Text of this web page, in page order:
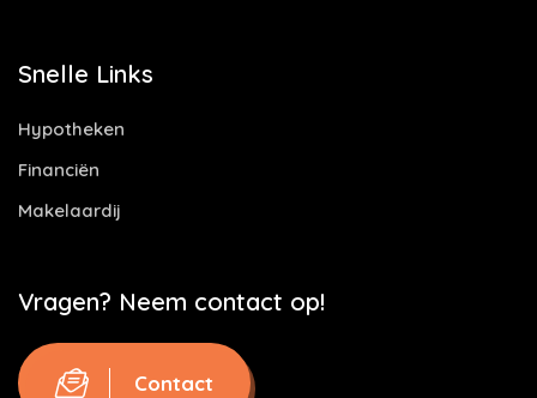
Snelle Links
Hypotheken
Financiën
Makelaardij
Vragen? Neem contact op!
Contact